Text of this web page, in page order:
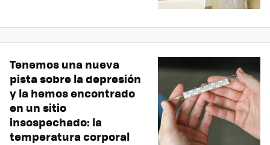
Tenemos una nueva
pista sobre la depresión
y la hemos encontrado
en un sitio
insospechado: la
temperatura corporal